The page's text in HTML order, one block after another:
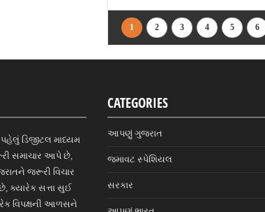
1 2 3 4 5 6
ડિજીટલ માધ્યમ
સમાચાર આપે છે,
જરૂરી વિચાર
ક્યારેક સત્તા સુઈ
વિપક્ષની આળસને
CATEGORIES
આપણું ગુજરાત
જમાવટ સ્પેશિયલ
સરકાર